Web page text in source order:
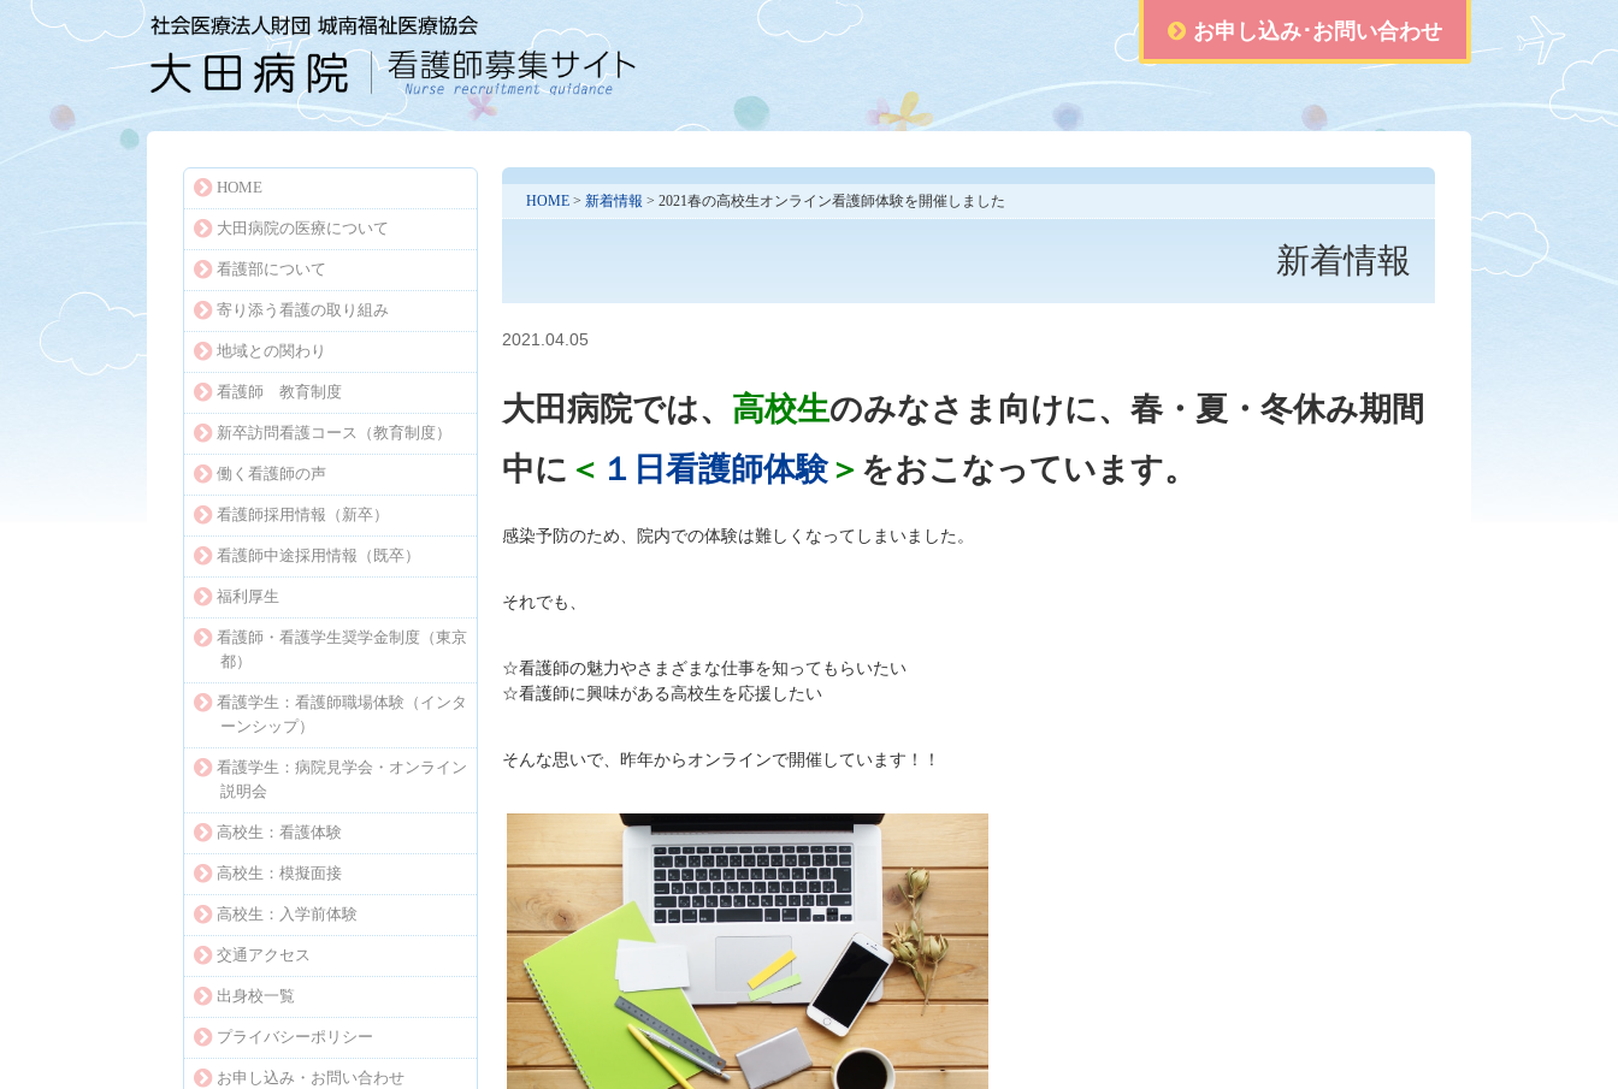
お申し込み･お問い合わせ
HOME > 新着情報 > 2021春の高校生オンライン看護師体験を開催しました
新着情報
2021.04.05
大田病院では、 高校生のみなさま向けに、春・夏・冬休み期間
中に ＜ １日看護師体験＞ をおこなっています。
感染予防のため、院内での体験は難しくなってしまいました。
それでも、
☆看護師の魅力やさまざまな仕事を知ってもらいたい
☆看護師に興味がある高校生を応援したい
そんな思いで、昨年からオンラインで開催しています！！
HOME
大田病院の医療について
看護部について
寄り添う看護の取り組み
地域との関わり
看護師 教育制度
新卒訪問看護コース（教育制度）
働く看護師の声
看護師採用情報（新卒）
看護師中途採用情報（既卒）
福利厚生
看護師・看護学生奨学金制度（東京
都）
看護学生：看護師職場体験（インタ
ーンシップ）
看護学生：病院見学会・オンライン
説明会
高校生：看護体験
高校生：模擬面接
高校生：入学前体験
交通アクセス
出身校一覧
プライバシーポリシー
お申し込み・お問い合わせ